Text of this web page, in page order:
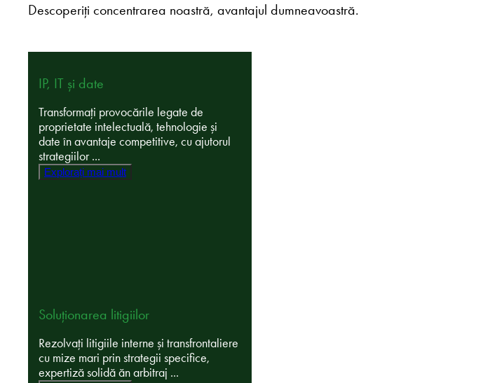
Descoperiți concentrarea noastră, avantajul dumneavoastră.
IP, IT și date
Transformați provocările legate de
proprietate intelectuală, tehnologie și
date în avantaje competitive, cu ajutorul
strategiilor ...
Explorați mai mult
Soluționarea litigiilor
Rezolvați litigiile interne și transfrontaliere
cu mize mari prin strategii specifice,
expertiză solidă ăn arbitraj ...